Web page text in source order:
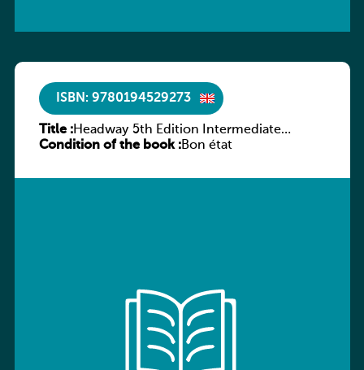
ISBN: 9780194529273
Title :Headway 5th Edition Intermediate
Culture and Literature Companion
Condition of the book :Bon état